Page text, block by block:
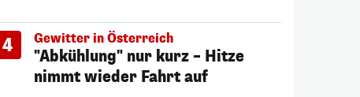
4 Gewitter in Österreich
"Abkühlung" nur kurz – Hitze
nimmt wieder Fahrt auf